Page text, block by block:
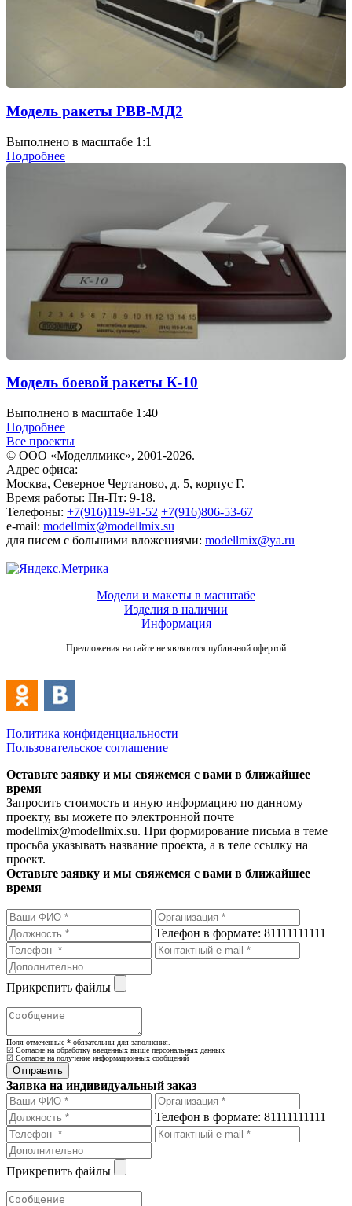
Модель ракеты РВВ-МД2
Выполнено в масштабе 1:1
Подробнее
Модель боевой ракеты К-10
Выполнено в масштабе 1:40
Подробнее
Все проекты
© ООО «Моделлмикс», 2001-2026.
Адрес офиса:
Москва, Северное Чертаново, д. 5, корпус Г.
Время работы: Пн-Пт: 9-18.
Телефоны: +7(916)119-91-52 +7(916)806-53-67
e-mail: modellmix@modellmix.su
для писем с большими вложениями: modellmix@ya.ru
Модели и макеты в масштабе
Изделия в наличии
Информация
Предложения на сайте не являются публичной офертой
Политика конфиденциальности
Пользовательское соглашение
Оставьте заявку и мы свяжемся с вами в ближайшее
время
Запросить стоимость и иную информацию по данному
проекту, вы можете по электронной почте
modellmix@modellmix.su. При формирование письма в теме
просьба указывать название проекта, а в теле ссылку на
проект.
Оставьте заявку и мы свяжемся с вами в ближайшее
время
Телефон в формате: 81111111111
Прикрепить файлы
Поля отмеченные * обязательны для заполнения.
☑ Согласие на обработку введенных выше персональных данных
☑ Согласие на получение информационных сообщений
Заявка на индивидуальный заказ
Телефон в формате: 81111111111
Прикрепить файлы